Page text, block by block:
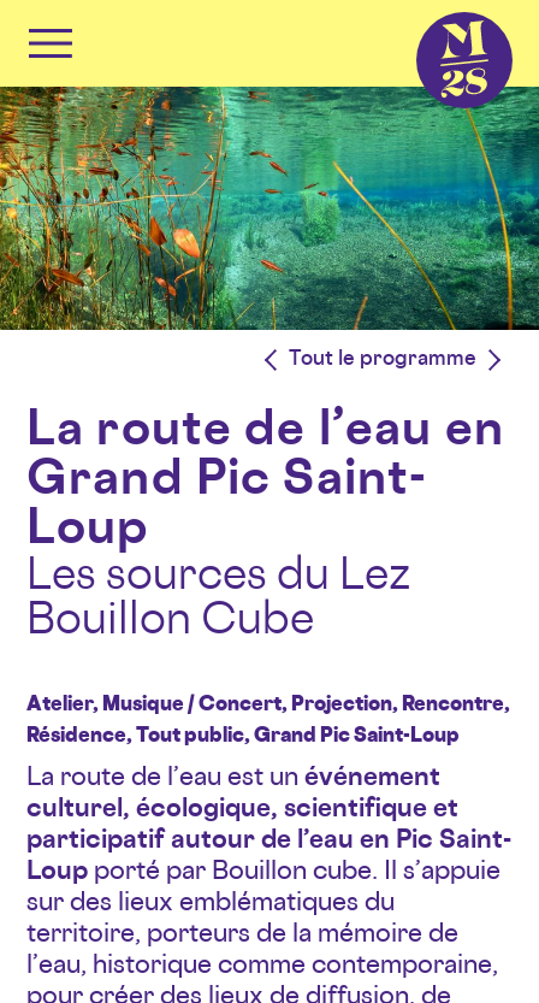
Skip
to
content
Tout le programme
La route de l’eau en
Grand Pic Saint-
Loup
Les sources du Lez
Bouillon Cube
Atelier, Musique / Concert, Projection, Rencontre,
Résidence, Tout public, Grand Pic Saint-Loup
La route de l’eau est un événement
culturel, écologique, scientifique et
participatif autour de l’eau en Pic Saint-
Loup porté par Bouillon cube. Il s’appuie
sur des lieux emblématiques du
territoire, porteurs de la mémoire de
l’eau, historique comme contemporaine,
pour créer des lieux de diffusion, de